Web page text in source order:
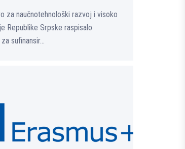
za naučnotehnološki razvoj i visoko
Republike Srpske raspisalo
sufinansir...